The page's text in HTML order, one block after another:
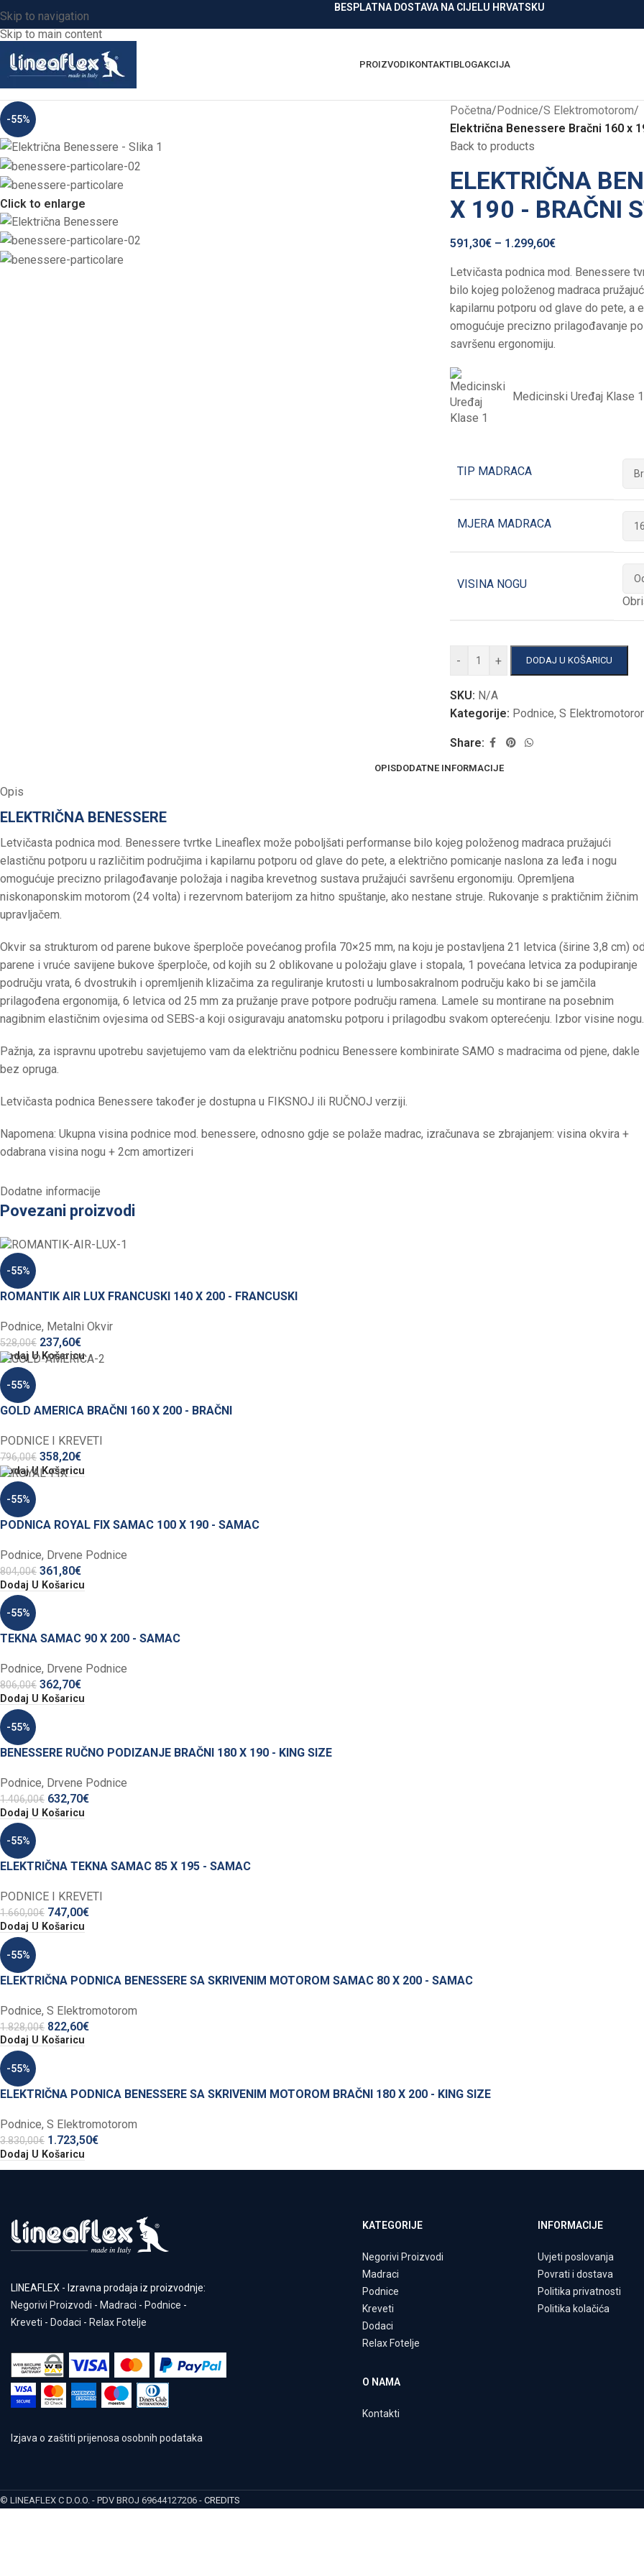
Skip to navigation
Skip to main content
BESPLATNA DOSTAVA NA CIJELU HRVATSKU
PROIZVODIKONTAKTIBLOGAKCIJA
-55%
Click to enlarge
Početna/Podnice/S Elektromotorom/
Električna Benessere Bračni 160 x
Back to products
ELEKTRIČNA
X 190 - BRAČNI
591,30€ – 1.299,60€
Letvičasta podnica mod. Benessere
bilo kojeg položenog madraca
kapilarnu potporu od glave do pete, a
omogućuje precizno prilagođavanje
savršenu ergonomiju.
Medicinski Uređaj Klase 1
TIP MADRACA
MJERA MADRACA
VISINA NOGU
- + DODAJ U KOŠARICU
SKU: N/A
Kategorije: Podnice, S
Share:
OPISDODATNE INFORMACIJE
Opis
ELEKTRIČNA BENESSERE
Letvičasta podnica mod. Benessere tvrtke Lineaflex može poboljšati performanse bilo kojeg položenog madraca pružajući
elastičnu potporu u različitim područjima i kapilarnu potporu od glave do pete, a električno pomicanje naslona za leđa i nogu
omogućuje precizno prilagođavanje položaja i nagiba krevetnog sustava pružajući savršenu ergonomiju. Opremljena
niskonaponskim motorom (24 volta) i rezervnom baterijom za hitno spuštanje, ako nestane struje. Rukovanje s praktičnim žičnim
upravljačem.
Okvir sa strukturom od parene bukove šperploče povećanog profila 70×25 mm, na koju je postavljena 21 letvica (širine 3,8 cm) od
parene i vruće savijene bukove šperploče, od kojih su 2 oblikovane u položaju glave i stopala, 1 povećana letvica za podupiranje
području vrata, 6 dvostrukih i opremljenih klizačima za reguliranje krutosti u lumbosakralnom području kako bi se jamčila
prilagođena ergonomija, 6 letvica od 25 mm za pružanje prave potpore području ramena. Lamele su montirane na posebnim
nagibnim elastičnim ovjesima od SEBS-a koji osiguravaju anatomsku potporu i prilagodbu svakom opterećenju. Izbor visine nogu.
Pažnja, za ispravnu upotrebu savjetujemo vam da električnu podnicu Benessere kombinirate SAMO s madracima od pjene, dakle
bez opruga.
Letvičasta podnica Benessere također je dostupna u FIKSNOJ ili RUČNOJ verziji.
Napomena: Ukupna visina podnice mod. benessere, odnosno gdje se polaže madrac, izračunava se zbrajanjem: visina okvira +
odabrana visina nogu + 2cm amortizeri
Dodatne informacije
Povezani proizvodi
-55%
ROMANTIK AIR LUX FRANCUSKI 140 X 200 - FRANCUSKI
Podnice, Metalni Okvir
528,00€ 237,60€
Dodaj U Košaricu
-55%
GOLD AMERICA BRAČNI 160 X 200 - BRAČNI
PODNICE I KREVETI
796,00€ 358,20€
Dodaj U Košaricu
-55%
PODNICA ROYAL FIX SAMAC 100 X 190 - SAMAC
Podnice, Drvene Podnice
804,00€ 361,80€
Dodaj U Košaricu
-55%
TEKNA SAMAC 90 X 200 - SAMAC
Podnice, Drvene Podnice
806,00€ 362,70€
Dodaj U Košaricu
-55%
BENESSERE RUČNO PODIZANJE BRAČNI 180 X 190 - KING SIZE
Podnice, Drvene Podnice
1.406,00€ 632,70€
Dodaj U Košaricu
-55%
ELEKTRIČNA TEKNA SAMAC 85 X 195 - SAMAC
PODNICE I KREVETI
1.660,00€ 747,00€
Dodaj U Košaricu
-55%
ELEKTRIČNA PODNICA BENESSERE SA SKRIVENIM MOTOROM SAMAC 80 X 200 - SAMAC
Podnice, S Elektromotorom
1.828,00€ 822,60€
Dodaj U Košaricu
-55%
ELEKTRIČNA PODNICA BENESSERE SA SKRIVENIM MOTOROM BRAČNI 180 X 200 - KING SIZE
Podnice, S Elektromotorom
3.830,00€ 1.723,50€
Dodaj U Košaricu
LINEAFLEX - Izravna prodaja iz proizvodnje:
Negorivi Proizvodi - Madraci - Podnice -
Kreveti - Dodaci - Relax Fotelje
Izjava o zaštiti prijenosa osobnih podataka
KATEGORIJE
Negorivi Proizvodi
Madraci
Podnice
Kreveti
Dodaci
Relax Fotelje
O NAMA
Kontakti
INFORMACIJE
Uvjeti poslovanja
Povrati i dostava
Politika privatnosti
Politika kolačića
© LINEAFLEX C D.O.O. - PDV BROJ 69644127206 - CREDITS